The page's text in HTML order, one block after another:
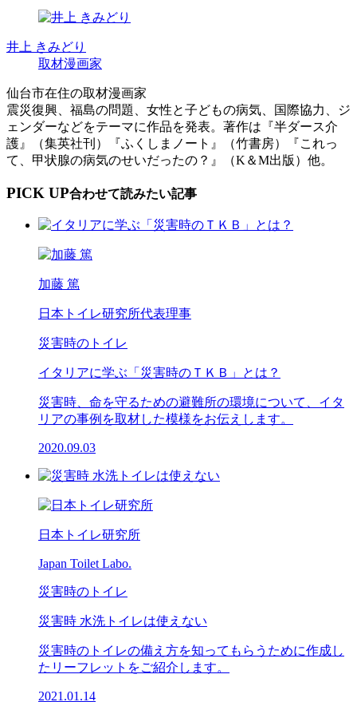
井上 きみどり
取材漫画家
仙台市在住の取材漫画家
震災復興、福島の問題、女性と子どもの病気、国際協力、ジ
ェンダーなどをテーマに作品を発表。著作は『半ダース介
護』（集英社刊）『ふくしまノート』（竹書房）『これっ
て、甲状腺の病気のせいだったの？』（K＆M出版）他。
PICK UP合わせて読みたい記事
加藤 篤
日本トイレ研究所代表理事
災害時のトイレ
イタリアに学ぶ「災害時のＴＫＢ」とは？
災害時、命を守るための避難所の環境について、イタ
リアの事例を取材した模様をお伝えします。
2020.09.03
日本トイレ研究所
Japan Toilet Labo.
災害時のトイレ
災害時 水洗トイレは使えない
災害時のトイレの備え方を知ってもらうために作成し
たリーフレットをご紹介します。
2021.01.14